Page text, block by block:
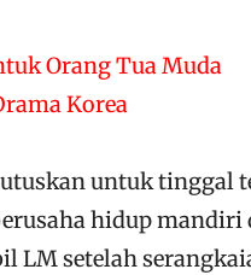
Orang Tua Muda
Korea
untuk tinggal
hidup
LM setelah